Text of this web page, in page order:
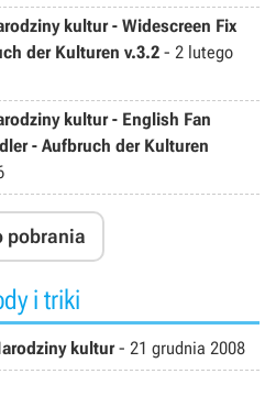
kultur - Widescreen Fix
der Kulturen v.3.2 - 2 lutego
kultur - English Fan
- Aufbruch der Kulturen
pobrania
i triki
kultur- 21 grudnia 2008